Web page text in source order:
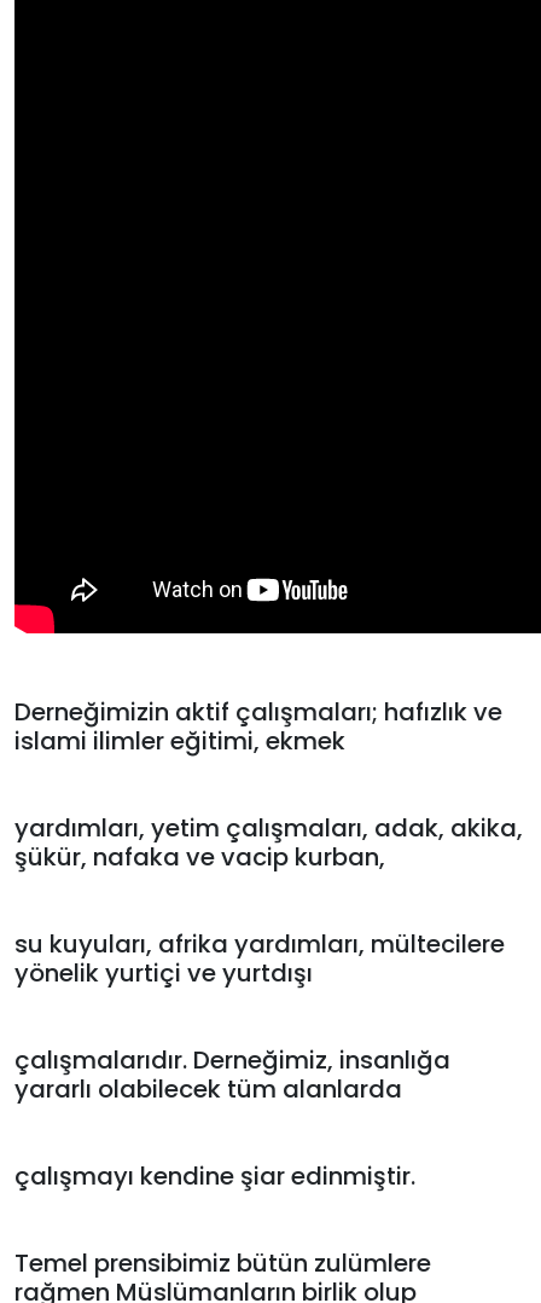
Derneğimizin aktif çalışmaları; hafızlık ve
islami ilimler eğitimi, ekmek
yardımları, yetim çalışmaları, adak, akika,
şükür, nafaka ve vacip kurban,
su kuyuları, afrika yardımları, mültecilere
yönelik yurtiçi ve yurtdışı
çalışmalarıdır. Derneğimiz, insanlığa
yararlı olabilecek tüm alanlarda
çalışmayı kendine şiar edinmiştir.
Temel prensibimiz bütün zulümlere
rağmen Müslümanların birlik olup